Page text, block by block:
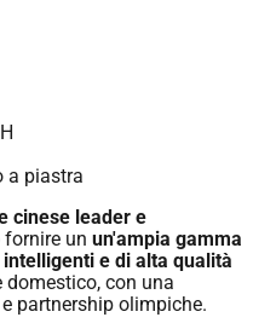
a piastra
cinese leader e
fornire un un'ampia gamma
e di alta qualità
con una
partnership olimpiche.